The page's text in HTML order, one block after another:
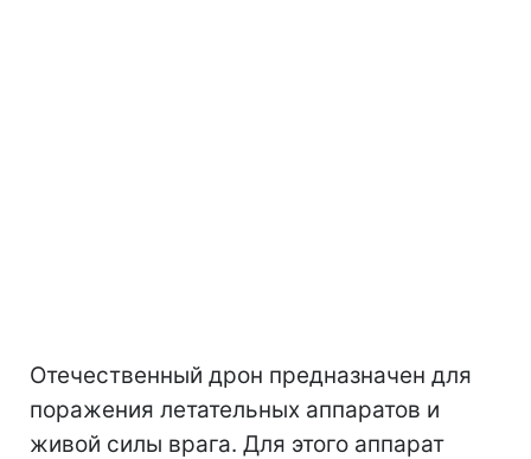
Отечественный дрон предназначен для
поражения летательных аппаратов и
живой силы врага. Для этого аппарат